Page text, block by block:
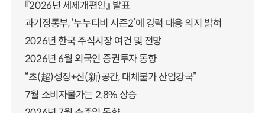
『2026년 세제개편안』 발표
과기정통부, ‘누누티비 시즌2’에 강력 대응 의지 밝혀
2026년 한국 주식시장 여건 및 전망
2026년 6월 외국인 증권투자 동향
“초(超)성장+신(新)공간, 대체불가 산업강국”
7월 소비자물가는 2.8% 상승